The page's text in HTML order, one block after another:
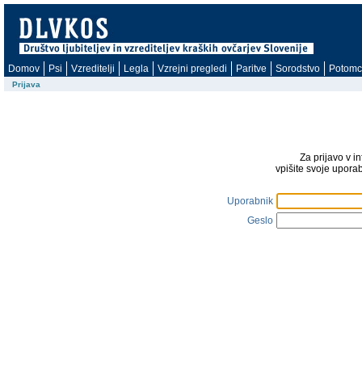
Domov Psi Vzreditelji Legla Vzrejni pregledi Paritve Sorodstvo
Prijava
Za prijavo v
vpišite svoje
Uporabnik
Geslo